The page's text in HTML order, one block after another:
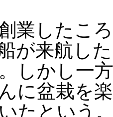
業したこ
が来航し
しかし一
に盆栽を
たという